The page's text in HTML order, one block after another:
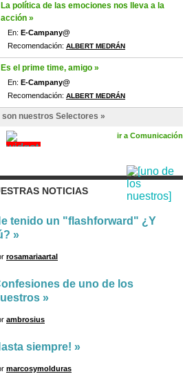
La política de las emociones nos lleva a la
acción »
En: E-Campany@
Recomendación: ALBERT MEDRÁN
Es el prime time, amigo »
En: E-Campany@
Recomendación: ALBERT MEDRÁN
son nuestros Selectores »
ir a Comunicación
NOTICIAS
tenido un "flashforward" ¿Y
»
rosamariaartal
de uno de los
»
ambrosius
siempre! »
marcosymolduras